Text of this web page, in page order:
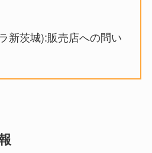
新茨城):販売店への問い